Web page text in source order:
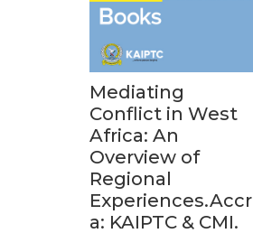
Mediating
Conflict in West
Africa: An
Overview of
Regional
Experiences.Accr
a: KAIPTC & CMI.